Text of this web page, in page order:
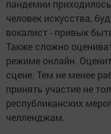
пандемии
человек искусства,
вокалист - привык
Также сложно
режиме онлайн.
сцене. Тем не менее
принять участие не
республиканских
челленджам.